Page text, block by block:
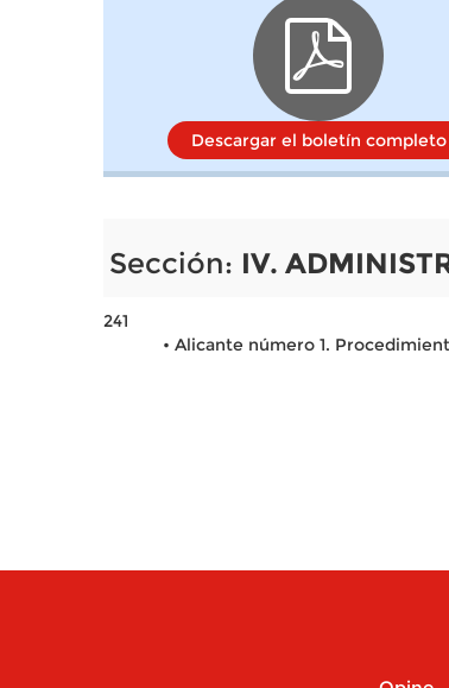
Descargar el boletín completo
Sección: IV.
241
• Alicante número 1.